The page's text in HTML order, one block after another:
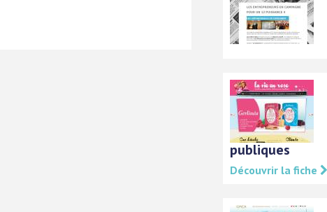
publiques
Découvrir la fiche